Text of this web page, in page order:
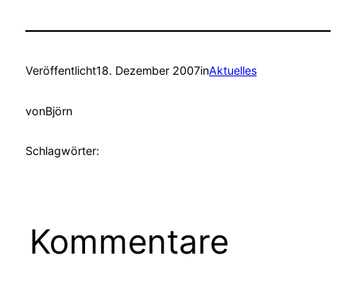
Veröffentlicht18. Dezember 2007inAktuelles
vonBjörn
Schlagwörter:
Kommentare